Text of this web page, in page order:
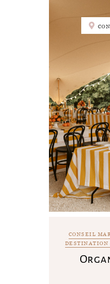
CONSEIL
DESTINATION